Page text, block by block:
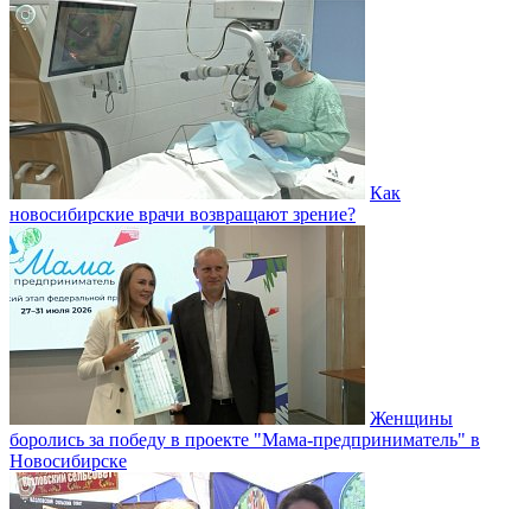
Как
новосибирские врачи возвращают зрение?
Женщины
боролись за победу в проекте "Мама-предприниматель" в
Новосибирске